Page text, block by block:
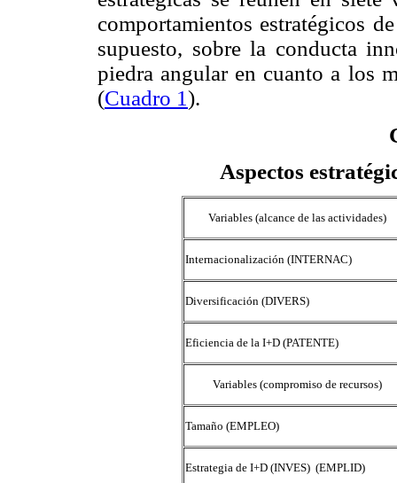
comportamientos estratégicos
supuesto, sobre la conducta
piedra angular en cuanto a los
(Cuadro 1).
Aspectos
Variables (alcance de las actividades)
Internacionalización (INTERNAC)
Diversificación (DIVERS)
Eficiencia de la I+D (PATENTE)
Variables (compromiso de recursos)
Tamaño (EMPLEO)
Estrategia de I+D (INVES) (EMPLID)